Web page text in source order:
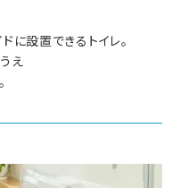
に設置できるトイレ。
え